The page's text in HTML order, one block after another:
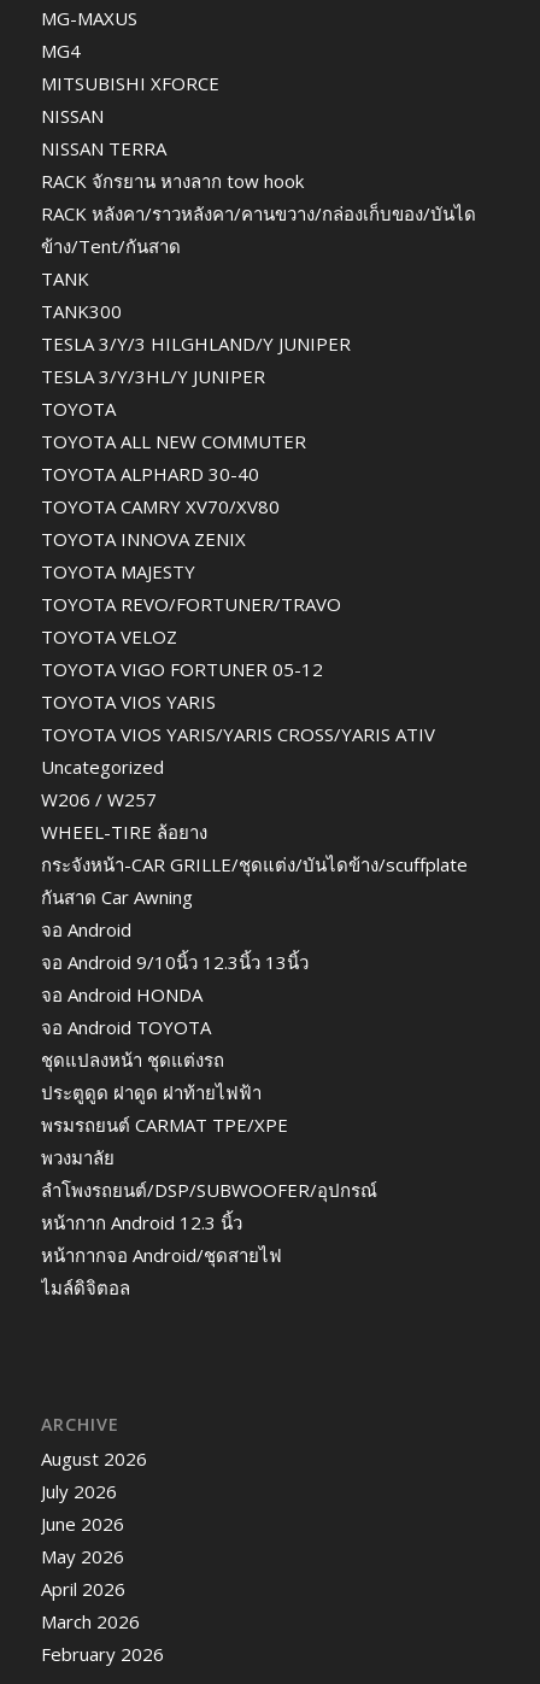
MG-MAXUS
MG4
MITSUBISHI XFORCE
NISSAN
NISSAN TERRA
RACK จักรยาน หางลาก tow hook
RACK หลังคา/ราวหลังคา/คานขวาง/กล่องเก็บของ/บันได
ข้าง/Tent/กันสาด
TANK
TANK300
TESLA 3/Y/3 HILGHLAND/Y JUNIPER
TESLA 3/Y/3HL/Y JUNIPER
TOYOTA
TOYOTA ALL NEW COMMUTER
TOYOTA ALPHARD 30-40
TOYOTA CAMRY XV70/XV80
TOYOTA INNOVA ZENIX
TOYOTA MAJESTY
TOYOTA REVO/FORTUNER/TRAVO
TOYOTA VELOZ
TOYOTA VIGO FORTUNER 05-12
TOYOTA VIOS YARIS
TOYOTA VIOS YARIS/YARIS CROSS/YARIS ATIV
Uncategorized
W206 / W257
WHEEL-TIRE ล้อยาง
กระจังหน้า-CAR GRILLE/ชุดแต่ง/บันไดข้าง/scuffplate
กันสาด Car Awning
จอ Android
จอ Android 9/10นิ้ว 12.3นิ้ว 13นิ้ว
จอ Android HONDA
จอ Android TOYOTA
ชุดแปลงหน้า ชุดแต่งรถ
ประตูดูด ฝาดูด ฝาท้ายไฟฟ้า
พรมรถยนต์ CARMAT TPE/XPE
พวงมาลัย
ลำโพงรถยนต์/DSP/SUBWOOFER/อุปกรณ์
หน้ากาก Android 12.3 นิ้ว
หน้ากากจอ Android/ชุดสายไฟ
ไมล์ดิจิตอล
ARCHIVE
August 2026
July 2026
June 2026
May 2026
April 2026
March 2026
February 2026